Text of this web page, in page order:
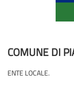
COMUNE DI
ENTE LOCALE.